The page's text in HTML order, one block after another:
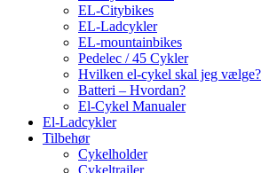
EL-Citybikes
EL-Ladcykler
EL-mountainbikes
Pedelec / 45 Cykler
Hvilken el-cykel skal jeg vælge?
Batteri – Hvordan?
El-Cykel Manualer
El-Ladcykler
Tilbehør
Cykelholder